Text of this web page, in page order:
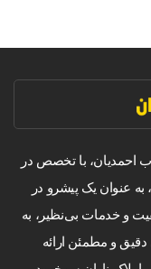
احمدیان، با تخصص در
عنوان یک پیشرو در
و خدمات بی‌نظیر، به
و مطمئن ارائه